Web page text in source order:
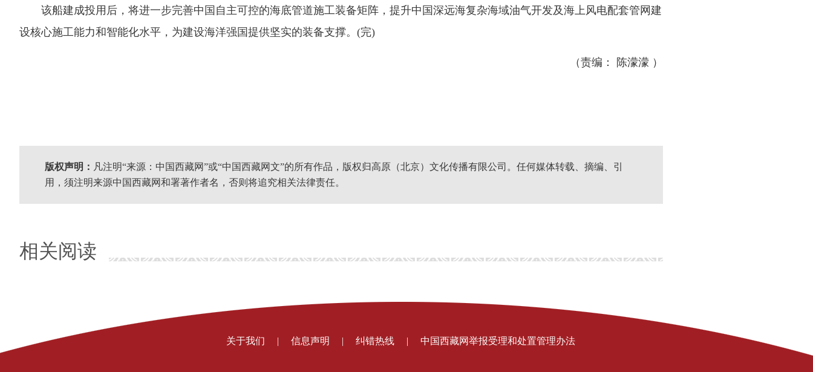
该船建成投用后，将进一步完善中国自主可控的海底管道施工装备矩阵，提升中国深远海复杂海域油气开发及海上风电配套管网建
设核心施工能力和智能化水平，为建设海洋强国提供坚实的装备支撑。(完)
（责编： 陈濛濛 ）
版权声明： 凡注明“来源：中国西藏网”或“中国西藏网文”的所有作品，版权归高原（北京）文化传播有限公司。任何媒体转载、摘编、引
用，须注明来源中国西藏网和署著作者名，否则将追究相关法律责任。
相关阅读
关于我们 | 信息声明 | 纠错热线 | 中国西藏网举报受理和处置管理办法